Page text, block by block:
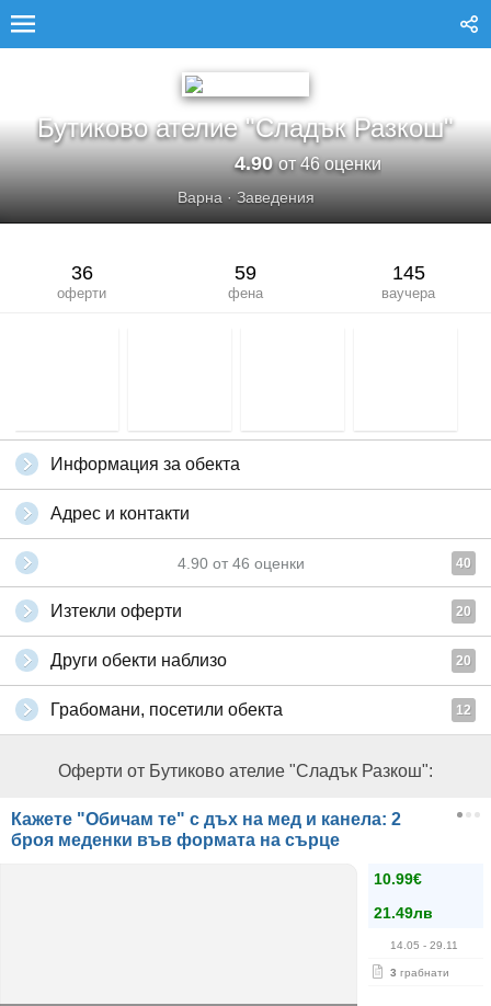
Бутиково ателие "Сладък Разкош"
4.90от 46 оценки
Варна· Заведения
36
оферти
59
фена
145
ваучера
Информация за обекта
Адрес и контакти
4.90 от 46 оценки 40
Изтекли оферти 20
Други обекти наблизо 20
Грабомани, посетили обекта 12
Оферти от Бутиково ателие "Сладък Разкош":
Кажете "Обичам те" с дъх на мед и канела: 2
броя меденки във формата на сърце
10.99€
21.49лв
14.05 - 29.11
3 грабнати